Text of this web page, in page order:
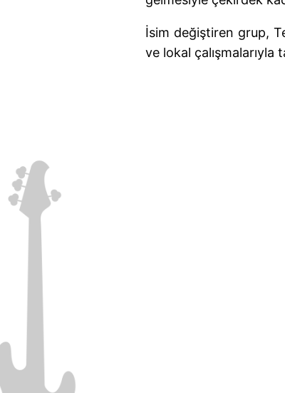
İsim değiştiren grup,
ve lokal çalışmalarıyla